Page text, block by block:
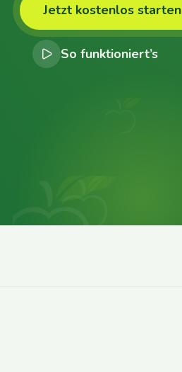
Jetzt kostenlos starten
So funktioniert’s